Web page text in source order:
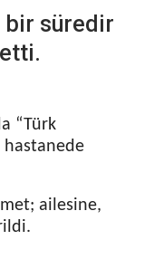
bir süredir
“Türk
hastanede
ailesine,